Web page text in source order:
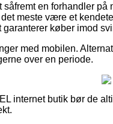
en forhandler
meste være et
køber imod
med mobilen.
over en periode.
internet butik bør de